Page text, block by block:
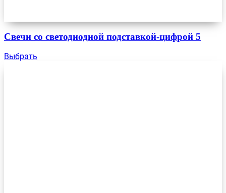
Свечи со светодиодной подставкой-цифрой 5
Выбрать